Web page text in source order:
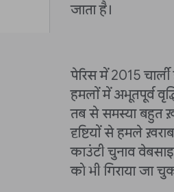
जाता है।
पेरिस में 2015
हमलों में अभूतपूर्व
तब से समस्या बहुत
दृष्टियों से हमले
काउंटी चुनाव
को भी गिराया जा